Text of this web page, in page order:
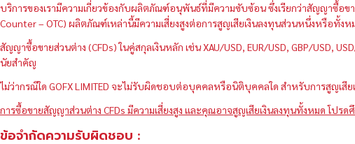
บริการของเรามีความเกี่ยวข้องกับผลิตภัณฑ์อนุพันธ์ที่มีความซับซ้อน ซึ่งเรียกว่าสัญญาซื้อ
Counter – OTC) ผลิตภัณฑ์เหล่านี้มีความเสี่ยงสูงต่อการสูญเสียเงินลงทุนส่วนหนึ่งหรือทั้ง
สัญญาซื้อขายส่วนต่าง (CFDs) ในคู่สกุลเงินหลัก เช่น XAU/USD, EUR/USD, GBP/USD,
นัยสำคัญ
ไม่ว่ากรณีใด GOFX LIMITED จะไม่รับผิดชอบต่อบุคคลหรือนิติบุคคลใด สำหรับการสูญเสี
การซื้อขายสัญญาส่วนต่าง CFDs มีความเสี่ยงสูง และคุณอาจสูญเสียเงินลงทุนทั้งหมด โปร
ข้อจำกัดความรับผิดชอบ :